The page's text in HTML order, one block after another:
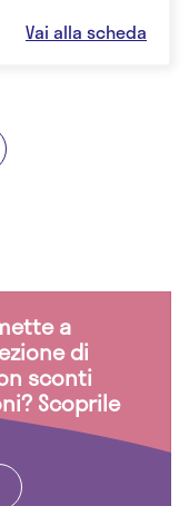
Vai alla scheda
a
di
sconti
Scoprile